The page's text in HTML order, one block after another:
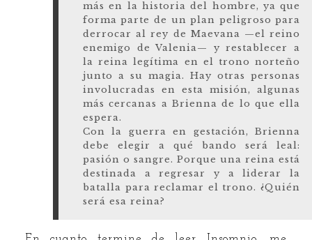
más en la historia del hombre, ya que
forma parte de un plan peligroso para
derrocar al rey de Maevana —el reino
enemigo de Valenia— y restablecer a
la reina legítima en el trono norteño
junto a su magia. Hay otras personas
involucradas en esta misión, algunas
más cercanas a Brienna de lo que ella
espera.
Con la guerra en gestación, Brienna
debe elegir a qué bando será leal:
pasión o sangre. Porque una reina está
destinada a regresar y a liderar la
batalla para reclamar el trono. ¿Quién
será esa reina?